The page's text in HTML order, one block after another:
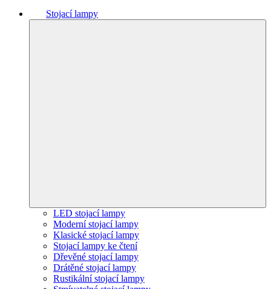
Stojací lampy
LED stojací lampy
Moderní stojací lampy
Klasické stojací lampy
Stojací lampy ke čtení
Dřevěné stojací lampy
Drátěné stojací lampy
Rustikální stojací lampy